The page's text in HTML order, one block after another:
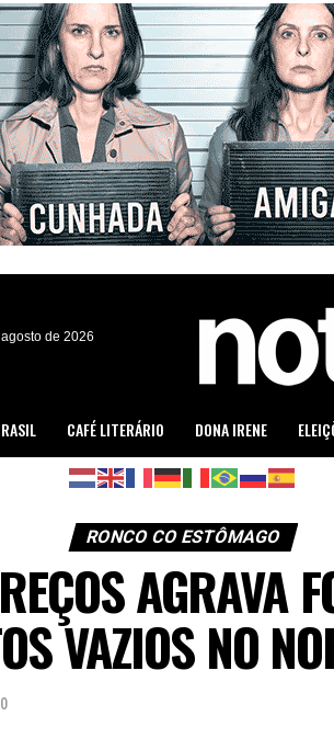
de 2026
CAFÉ LITERÁRIO DONA IRENE
RONCO CO ESTÔMAGO
AGRAVA
VAZIOS NO